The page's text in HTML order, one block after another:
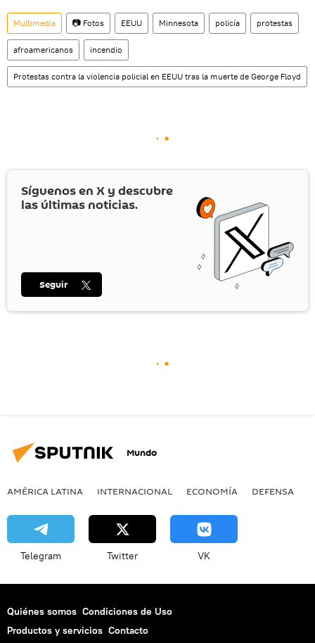
Multimedia 📷 Fotos EEUU Minnesota policía protestas
afroamericanos incendio
Protestas contra la violencia policial en EEUU tras la muerte de George Floyd
Síguenos en X y descubre
las últimas noticias.
Seguir
Mundo
AMÉRICA LATINA INTERNACIONAL ECONOMÍA DEFENSA
Telegram Twitter VK
Quiénes somos Condiciones de Uso
Productos y servicios Contacto